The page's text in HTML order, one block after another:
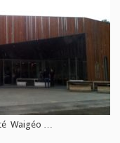
Lancement
de
l’application
My
Waigéo …